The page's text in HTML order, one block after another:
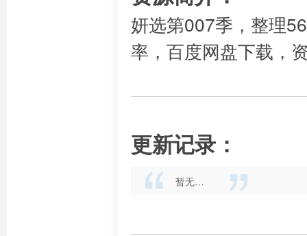
妍选第007季，整理
率，百度网盘下载，
更新记录：
暂无…